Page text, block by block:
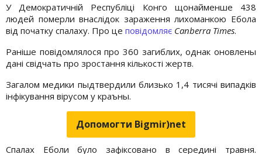
У Демократичній Республіці Конго щонайменше 438
людей померли внаслідок зараження лихоманкою Ебола
від початку спалаху. Про це повідомляє Canberra Times.
Раніше повідомлялося про 360 загиблих, однак оновлены
дані свідчать про зростання кількості жертв.
Загалом медики пыдтвердили близько 1,4 тисячі випадків
інфікування вірусом у краъны.
Допомогти Bigmir)net
Спалах Еболи було зафіксовано в середині травня.